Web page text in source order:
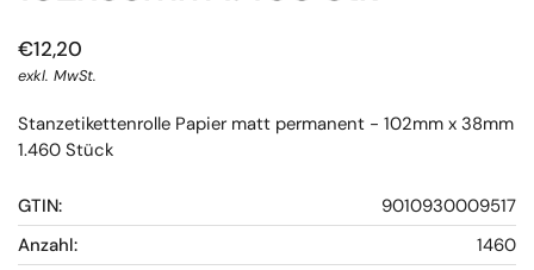
€12,20
exkl. MwSt.
Stanzetikettenrolle Papier matt permanent - 102mm x 38mm
1.460 Stück
GTIN:
9010930009517
Anzahl:
1460